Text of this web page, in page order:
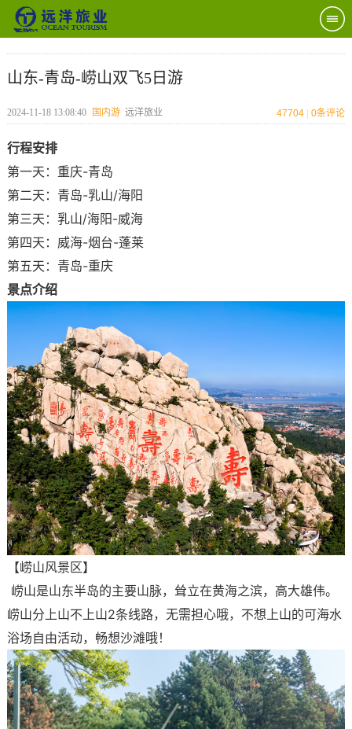
山东-青岛-崂山双飞5日游
2024-11-18 13:08:40 国内游 远洋旅业 47704 0条评论
行程安排
第一天：重庆-青岛
第二天：青岛-乳山/海阳
第三天：乳山/海阳-威海
第四天：威海-烟台-蓬莱
第五天：青岛-重庆
景点介绍
【崂山风景区】
崂山是山东半岛的主要山脉，耸立在黄海之滨，高大雄伟。
崂山分上山不上山2条线路，无需担心哦，不想上山的可海水
浴场自由活动，畅想沙滩哦！